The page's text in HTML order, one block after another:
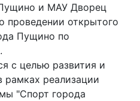
и МАУ Дворец
проведении открытого
Пущино по
с целью развития и
рамках реализации
"Спорт города